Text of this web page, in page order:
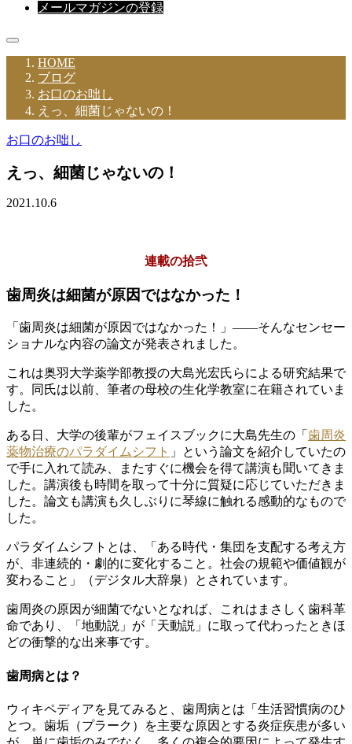
メールマガジンの登録
HOME
ブログ
お口のお咄し
えっ、細菌じゃないの！
お口のお咄し
えっ、細菌じゃないの！
2021.10.6
連載の拾弐
歯周炎は細菌が原因ではなかった！
「歯周炎は細菌が原因ではなかった！」――そんなセンセー
ショナルな内容の論文が発表されました。
これは奥羽大学薬学部教授の大島光宏氏らによる研究結果で
す。同氏は以前、筆者の母校の生化学教室に在籍されていま
した。
ある日、大学の後輩がフェイスブックに大島先生の「 歯周炎
薬物治療のパラダイムシフト 」という論文を紹介していたの
で手に入れて読み、またすぐに機会を得て講演も聞いてきま
した。講演後も時間を取って十分に質疑に応じていただきま
した。論文も講演も久しぶりに琴線に触れる感動的なもので
した。
パラダイムシフトとは、「ある時代・集団を支配する考え方
が、非連続的・劇的に変化すること。社会の規範や価値観が
変わること」（デジタル大辞泉）とされています。
歯周炎の原因が細菌でないとなれば、これはまさしく歯科革
命であり、「地動説」が「天動説」に取って代わったときほ
どの衝撃的な出来事です。
歯周病とは？
ウィキペディアを見てみると、歯周病とは「生活習慣病のひ
とつ。歯垢（プラーク）を主要な原因とする炎症疾患が多い